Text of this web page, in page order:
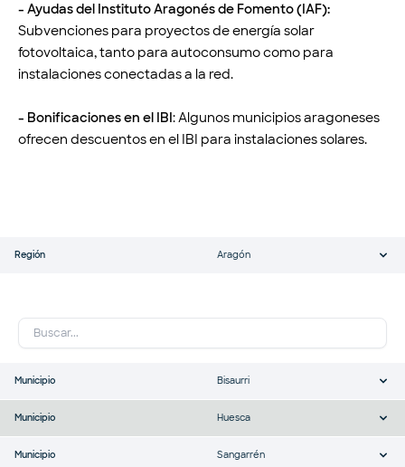
- Ayudas del Instituto Aragonés de Fomento (IAF):
Subvenciones para proyectos de energía solar
fotovoltaica, tanto para autoconsumo como para
instalaciones conectadas a la red.
- Bonificaciones en el IBI: Algunos municipios aragoneses
ofrecen descuentos en el IBI para instalaciones solares.
Región Aragón
Municipio Bisaurri
Municipio Huesca
Municipio Sangarrén